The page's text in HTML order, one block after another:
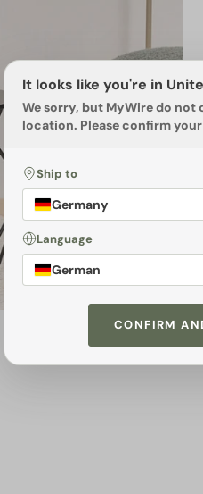
It looks like you're in
We sorry, but MyWiredo not
location. Please confirm
Ship to
Germany
Language
German
CONFIRM